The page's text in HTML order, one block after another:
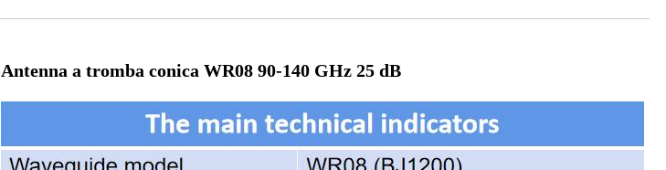
Antenna a tromba conica WR08 90-140 GHz 25 dB